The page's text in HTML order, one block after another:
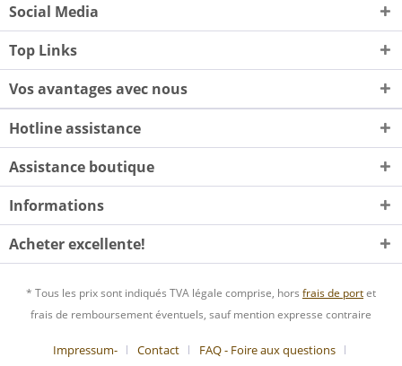
Social Media
Top Links
Vos avantages avec nous
Hotline assistance
Assistance boutique
Informations
Acheter excellente!
* Tous les prix sont indiqués TVA légale comprise, hors frais de portet
frais de remboursement éventuels, sauf mention expresse contraire
Impressum- Contact FAQ - Foire aux questions